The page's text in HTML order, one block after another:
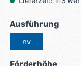
Ausführung
nv
Förderhöhe